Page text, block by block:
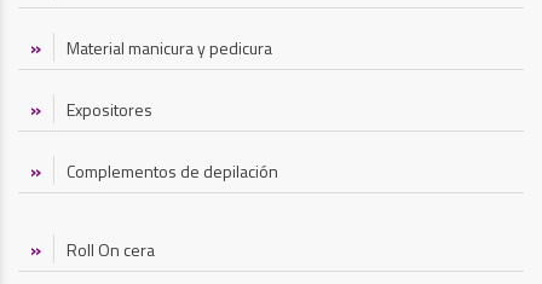
Material manicura y pedicura
Expositores
Complementos de depilación
Roll On cera